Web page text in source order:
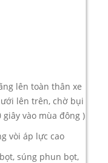
lên toàn thân xe
lên trên, chờ bụi
vào mùa đông )
vòi áp lực cao
súng phun bọt,